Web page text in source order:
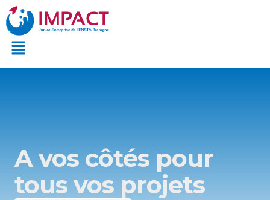
Aller
au
contenu
Menu
A vos côtés pour
tous vos projets